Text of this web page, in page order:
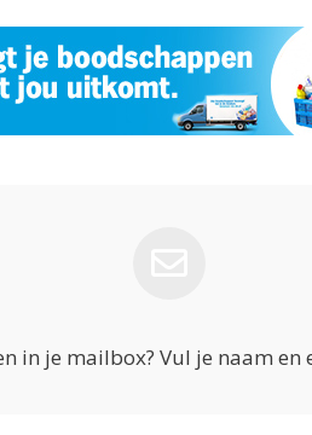
in je mailbox? Vul je naam